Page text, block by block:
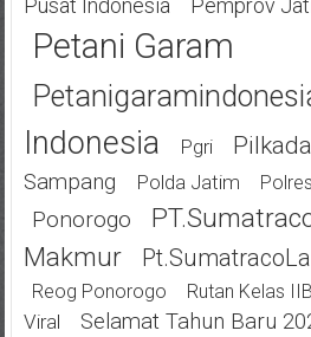
Pusat Indonesia
Pemprov
Petani Garam
Indonesia
Pgri
Sampang
Polda Jatim
Ponorogo
Makmur
Reog Ponorogo Rutan Kelas
Viral
Selamat Tahun Baru